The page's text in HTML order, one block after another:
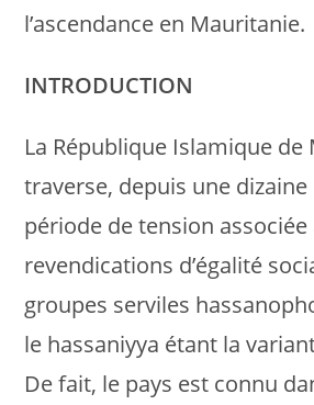
l’ascendance en Mauritanie.
INTRODUCTION
La République Islamique
traverse, depuis une dizaine
période de tension associée
revendications d’égalité
groupes serviles
le hassaniyya étant la
De fait, le pays est connu